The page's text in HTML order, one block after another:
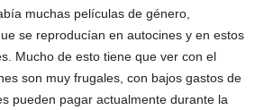
muchas películas de género,
se reproducían en autocines y en estos
Mucho de esto tiene que ver con el
son muy frugales, con bajos gastos de
pueden pagar actualmente durante la